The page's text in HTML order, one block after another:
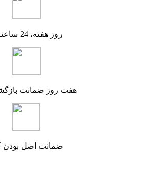
7 روز هفته، 24 ساعته
هفت روز ضمانت
ضمانت اصل بودن